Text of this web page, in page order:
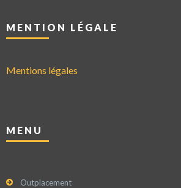
MENTION LÉGALE
Mentions légales
MENU
Outplacement